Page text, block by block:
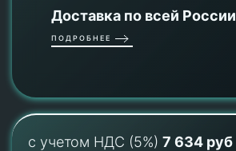
Доставка по всей России
ПОДРОБНЕЕ
с учетом НДС (5%) 7 634 руб